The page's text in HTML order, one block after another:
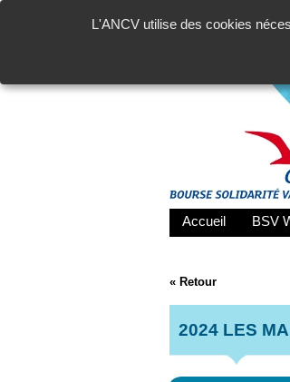
L'ANCV utilise des cookies
Accueil BSV
« Retour
2024 LES